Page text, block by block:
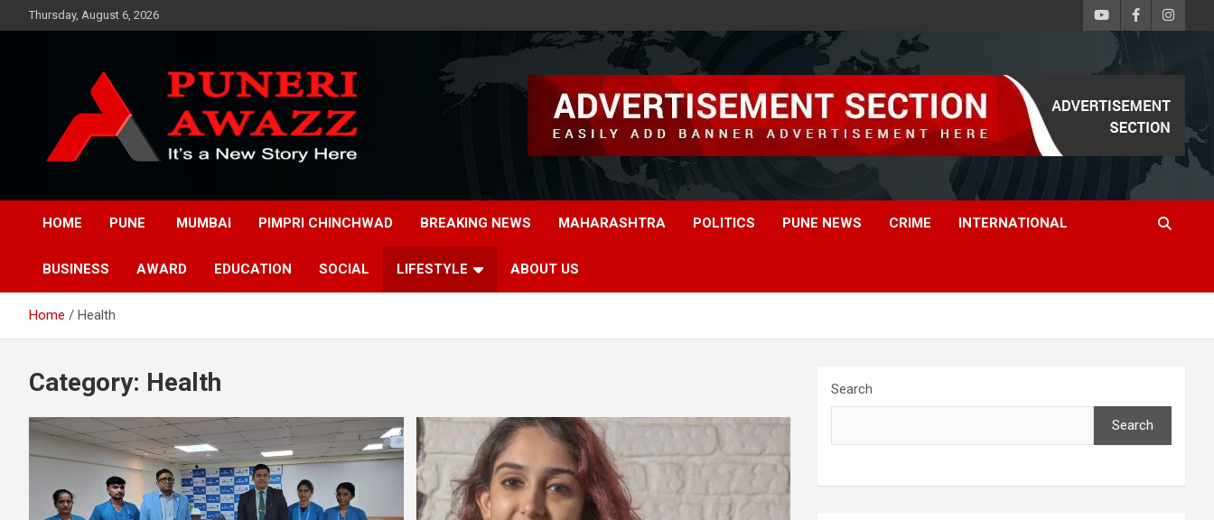
to
Thursday, August 6, 2026
Puneri Awazz
HOME PUNE MUMBAI PIMPRI CHINCHWAD BREAKING NEWS MAHARASHTRA POLITICS PUNE NEWS CRIME INTERNATIONAL
BUSINESS AWARD EDUCATION SOCIAL LIFESTYLE ABOUT US
Home Health
Category: Health Search
Search